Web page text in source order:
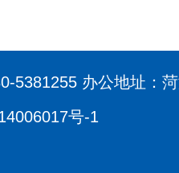
5381255 办公地址：
号-1